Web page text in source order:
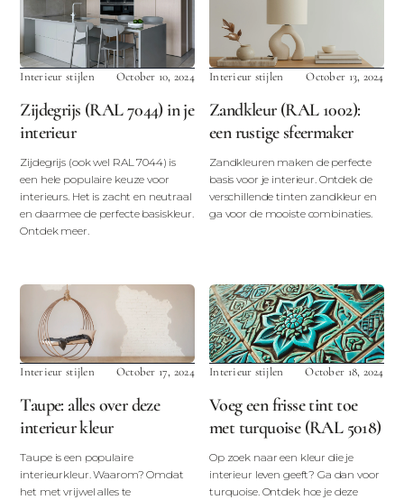
Interieur stijlen October 10, 2024
Zijdegrijs (RAL 7044) in je
interieur
Zijdegrijs (ook wel RAL 7044) is
een hele populaire keuze voor
interieurs. Het is zacht en neutraal
en daarmee de perfecte basiskleur.
Ontdek meer.
Interieur stijlen October 13, 2024
Zandkleur (RAL 1002):
een rustige sfeermaker
Zandkleuren maken de perfecte
basis voor je interieur. Ontdek de
verschillende tinten zandkleur en
ga voor de mooiste combinaties.
Interieur stijlen October 17, 2024
Taupe: alles over deze
interieur kleur
Taupe is een populaire
interieurkleur. Waarom? Omdat
het met vrijwel alles te
Interieur stijlen October 18, 2024
Voeg een frisse tint toe
met turquoise (RAL 5018)
Op zoek naar een kleur die je
interieur leven geeft? Ga dan voor
turquoise. Ontdek hoe je deze